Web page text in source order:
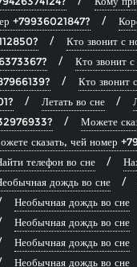
+79936021847?
Кто звонит с
Кто звонит
Кто звонит
Летать во сне
Можете
сказать, чей номер
телефон во сне
дождь во сне
Необычная дождь во сне
Необычная дождь во сне
Необычная дождь во сне
Необычная дождь во сне